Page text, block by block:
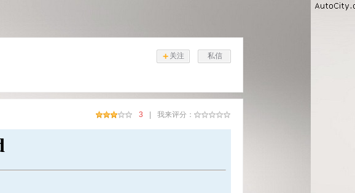
+ 关注 私信
3 我来评分：